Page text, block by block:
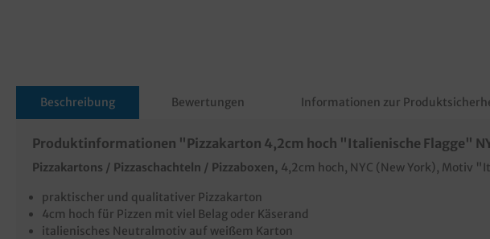
Beschreibung Bewertungen Informationen zur
Produktinformationen "Pizzakarton 4,2cm hoch "Italienische Flagge"
Pizzakartons / Pizzaschachteln / Pizzaboxen, 4,2cm hoch, NYC (New York), Motiv
praktischer und qualitativer Pizzakarton
4cm hoch für Pizzen mit viel Belag oder Käserand
italienisches Neutralmotiv auf weißem Karton